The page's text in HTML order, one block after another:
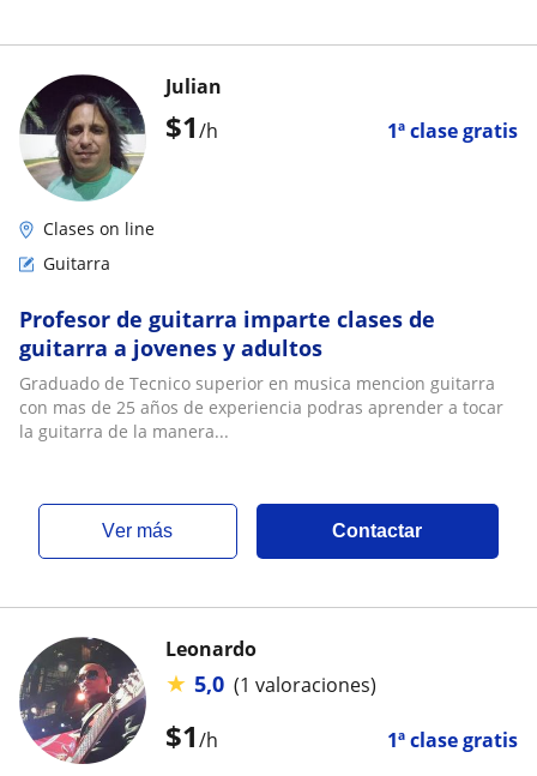
$1/h 1ª clase gratis
Julian
Clases on line
Guitarra
Profesor de guitarra imparte clases de
guitarra a jovenes y adultos
Graduado de Tecnico superior en musica mencion guitarra
con mas de 25 años de experiencia podras aprender a tocar
la guitarra de la manera...
ver más Contactar
$1/h 1ª clase gratis
Leonardo
★ 5,0 (1 valoraciones)